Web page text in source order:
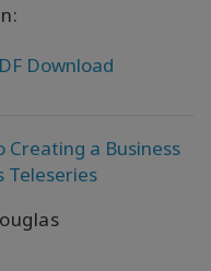
Download
Creating a Business
Teleseries